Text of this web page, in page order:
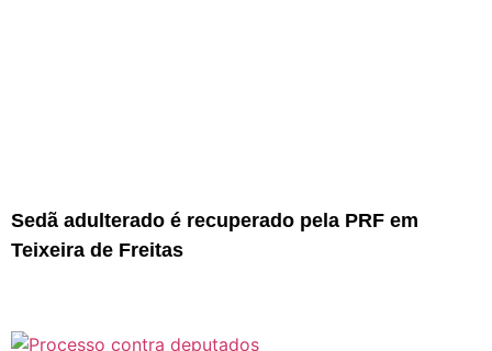
Sedã adulterado é recuperado pela PRF em
Teixeira de Freitas